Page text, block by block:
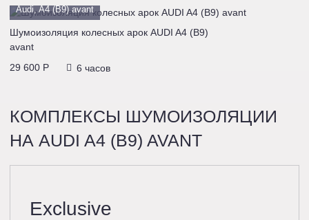
Audi, A4 (B9) avant
Шумоизоляция колесных арок AUDI A4 (B9)
avant
29 600 P
6 часов
КОМПЛЕКСЫ ШУМОИЗОЛЯЦИИ
НА AUDI A4 (B9) AVANT
Exclusive